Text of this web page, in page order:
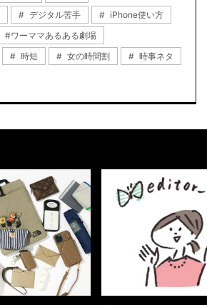
デジタル苦手
iPhone使い方
#ワーママあるある劇場
時短 女の時間割
時事ネタ